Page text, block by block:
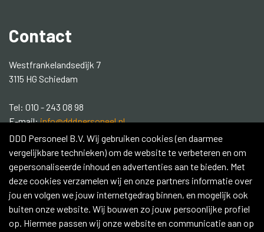
Contact
Westfrankelandsedijk 7
3115 HG Schiedam
Tel: 010 - 243 08 98
E-mail:info@dddpersoneel.nl
Social media:
Contacteer ons
DDD Personeel B.V. Wij gebruiken cookies (en daarmee
vergelijkbare technieken) om de website te verbeteren en om
gepersonaliseerde inhoud en advertenties aan te bieden. Met
deze cookies verzamelen wij en onze partners informatie over
jou en volgen we jouw internetgedrag binnen, en mogelijk ook
buiten onze website. Wij bouwen zo jouw persoonlijke profiel
op. Hiermee passen wij onze website en communicatie aan op